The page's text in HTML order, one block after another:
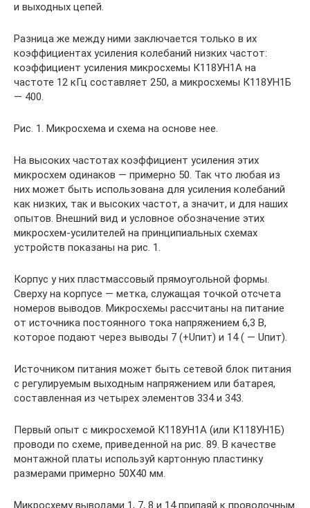
и выходных цепей.
Разница же между ними заключается только в их
коэффициентах усиления колебаний низких частот:
коэффициент усиления микросхемы К118УН1А на
частоте 12 кГц составляет 250, а микросхемы К118УН1Б
— 400.
Рис. 1. Микросхема и схема на основе нее.
На высоких частотах коэффициент усиления этих
микросхем одинаков — примерно 50. Так что любая из
них может быть использована для усиления колебаний
как низких, так и высоких частот, а значит, и для наших
опытов. Внешний вид и условное обозначение этих
микросхем-усилителей на принципиальных схемах
устройств показаны на рис. 1.
Корпус у них пластмассовый прямоугольной формы.
Сверху на корпусе — метка, служащая точкой отсчета
номеров выводов. Микросхемы рассчитаны на питание
от источника постоянного тока напряжением 6,3 В,
которое подают через выводы 7 (+Uпит) и 14 ( — Uпит).
Источником питания может быть сетевой блок питания
с регулируемым выходным напряжением или батарея,
составленная из четырех элементов 334 и 343.
Первый опыт с микросхемой К118УН1А (или К118УН1Б)
проводи по схеме, приведенной на рис. 89. В качестве
монтажной платы используй картонную пластинку
размерами примерно 50X40 мм.
Микросхему выводами 1, 7, 8 и 14 припаяй к проволочным